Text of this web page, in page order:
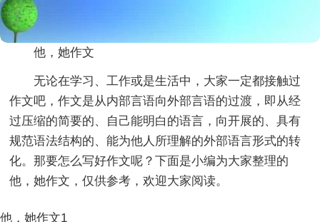
他，她作文
无论在学习、工作或是生活中，大家一定都接触过
作文吧，作文是从内部言语向外部言语的过渡，即从经
过压缩的简要的、自己能明白的语言，向开展的、具有
规范语法结构的、能为他人所理解的外部语言形式的转
化。那要怎么写好作文呢？下面是小编为大家整理的
他，她作文，仅供参考，欢迎大家阅读。
他，她作文1